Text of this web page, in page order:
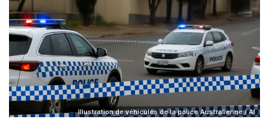
Illustration de véhicules de la police Australienne / AI